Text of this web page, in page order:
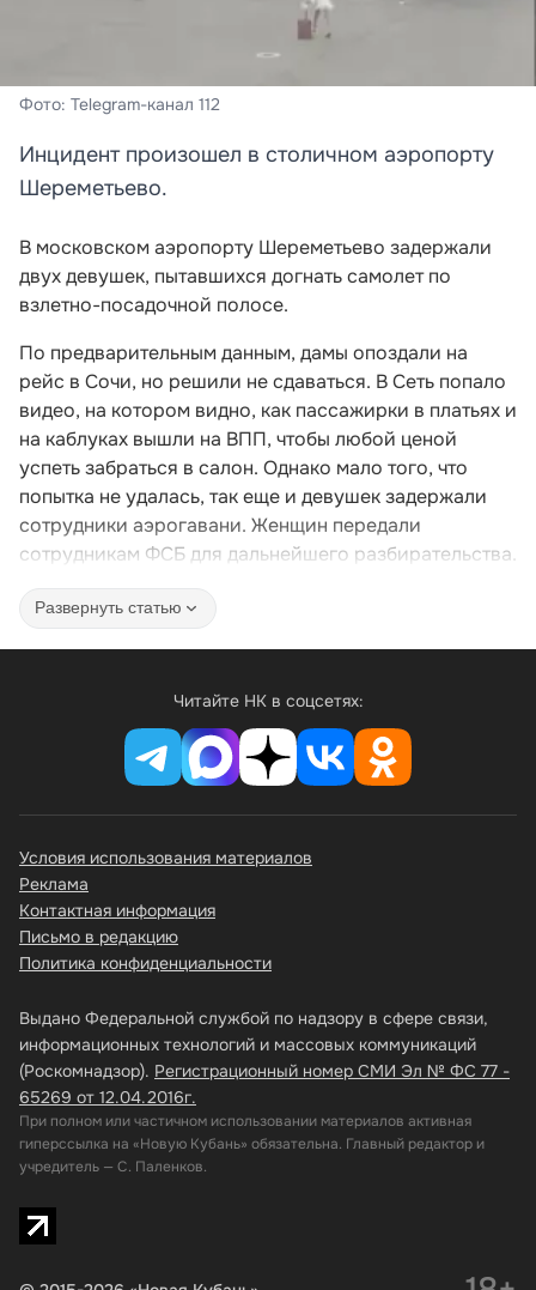
Фото: Telegram-канал 112
Инцидент произошел в столичном аэропорту
Шереметьево.
В московском аэропорту Шереметьево задержали
двух девушек, пытавшихся догнать самолет по
взлетно-посадочной полосе.
По предварительным данным, дамы опоздали на
рейс в Сочи, но решили не сдаваться. В Сеть попало
видео, на котором видно, как пассажирки в платьях и
на каблуках вышли на ВПП, чтобы любой ценой
успеть забраться в салон. Однако мало того, что
попытка не удалась, так еще и девушек задержали
сотрудники аэрогавани. Женщин передали
сотрудникам ФСБ для дальнейшего разбирательства.
Развернуть статью
Читайте НК в соцсетях:
Выдано Федеральной службой по надзору в сфере связи,
информационных технологий и массовых коммуникаций
(Роскомнадзор). Регистрационный номер СМИ Эл № ФС 77 -
65269 от 12.04.2016г.
При полном или частичном использовании материалов активная
гиперссылка на «Новую Кубань» обязательна. Главный редактор и
учредитель — С. Паленков.
Условия использования материалов
Реклама
Контактная информация
Письмо в редакцию
Политика конфиденциальности